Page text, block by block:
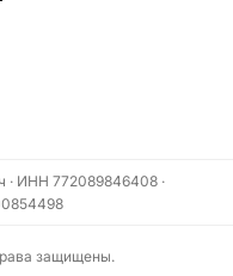
· ИНН 772089846408 ·
защищены.